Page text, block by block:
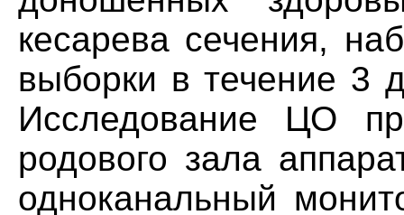
кесарева сечения,
выборки в течение 3
Исследование ЦО
родового зала
одноканальный